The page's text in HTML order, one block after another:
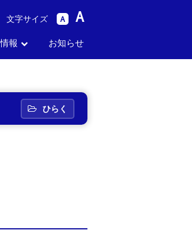
文字サイズ A A
生産中止品番
から探す
い合わせ
報
採用情報
お知らせ
ひらく